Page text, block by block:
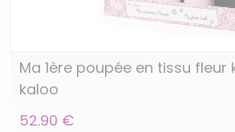
Ma 1ère poupée en tissu fleur
kaloo
52.90 €